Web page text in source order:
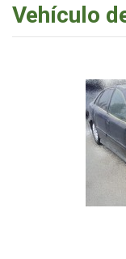
Vehículo